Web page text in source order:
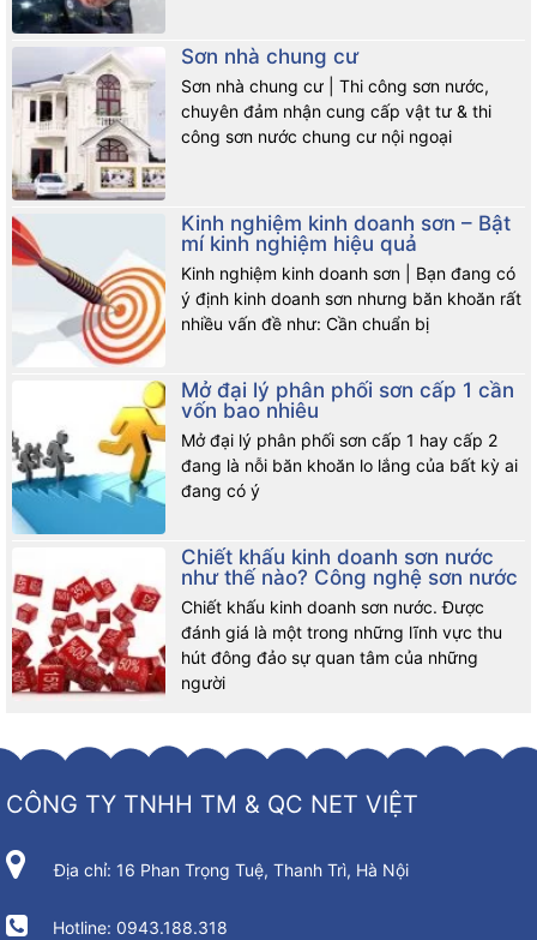
Sơn nhà chung cư
Sơn nhà chung cư | Thi công sơn nước,
chuyên đảm nhận cung cấp vật tư & thi
công sơn nước chung cư nội ngoại
Kinh nghiệm kinh doanh sơn – Bật
mí kinh nghiệm hiệu quả
Kinh nghiệm kinh doanh sơn | Bạn đang có
ý định kinh doanh sơn nhưng băn khoăn rất
nhiều vấn đề như: Cần chuẩn bị
Mở đại lý phân phối sơn cấp 1 cần
vốn bao nhiêu
Mở đại lý phân phối sơn cấp 1 hay cấp 2
đang là nỗi băn khoăn lo lắng của bất kỳ ai
đang có ý
Chiết khấu kinh doanh sơn nước
như thế nào? Công nghệ sơn nước
Chiết khấu kinh doanh sơn nước. Được
đánh giá là một trong những lĩnh vực thu
hút đông đảo sự quan tâm của những
người
CÔNG TY TNHH TM & QC NET VIỆT
Địa chỉ: 16 Phan Trọng Tuệ, Thanh Trì, Hà Nội
Hotline: 0943.188.318